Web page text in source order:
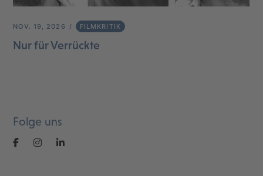
NOV. 19, 2026 FILMKRITIK
Nur für Verrückte
Folge uns